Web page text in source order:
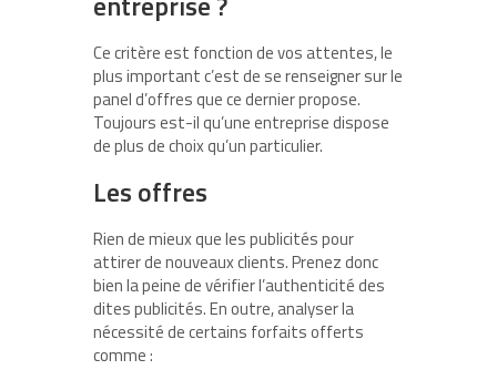
Ce critère est fonction de vos attentes, le
plus important c’est de se renseigner sur le
panel d’offres que ce dernier propose.
Toujours est-il qu’une entreprise dispose
de plus de choix qu’un particulier.
Les offres
Rien de mieux que les publicités pour
attirer de nouveaux clients. Prenez donc
bien la peine de vérifier l’authenticité des
dites publicités. En outre, analyser la
nécessité de certains forfaits offerts
comme :